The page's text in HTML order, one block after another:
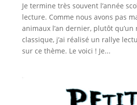
Je termine très souvent l’année
lecture. Comme nous avons pas
animaux l’an dernier, plutôt
classique, j’ai réalisé un rallye
sur ce thème. Le voici ! Je...